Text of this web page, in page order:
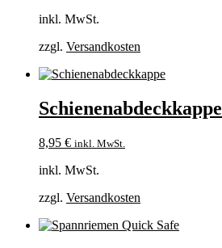
inkl. MwSt.
zzgl. Versandkosten
Schienenabdeckkappe
8,95 € inkl. MwSt.
inkl. MwSt.
zzgl. Versandkosten